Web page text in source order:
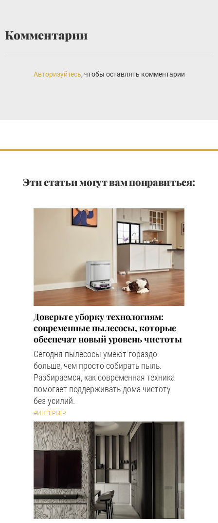
Комментарии
Авторизуйтесь, чтобы оставлять комментарии
Эти статьи могут вам понравиться:
Доверьте уборку технологиям:
современные пылесосы, которые
обеспечат новый уровень чистоты
Сегодня пылесосы умеют гораздо
больше, чем просто собирать пыль.
Разбираемся, как современная техника
помогает поддерживать дома чистоту
без усилий.
#ИНТЕРЬЕР